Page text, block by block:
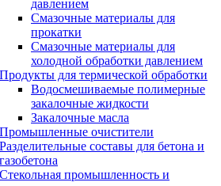
давлением
Смазочные материалы для
прокатки
Смазочные материалы для
холодной обработки давлением
Продукты для термической обработки
Водосмешиваемые полимерные
закалочные жидкости
Закалочные масла
Промышленные очистители
Разделительные составы для бетона и
газобетона
Стекольная промышленность и